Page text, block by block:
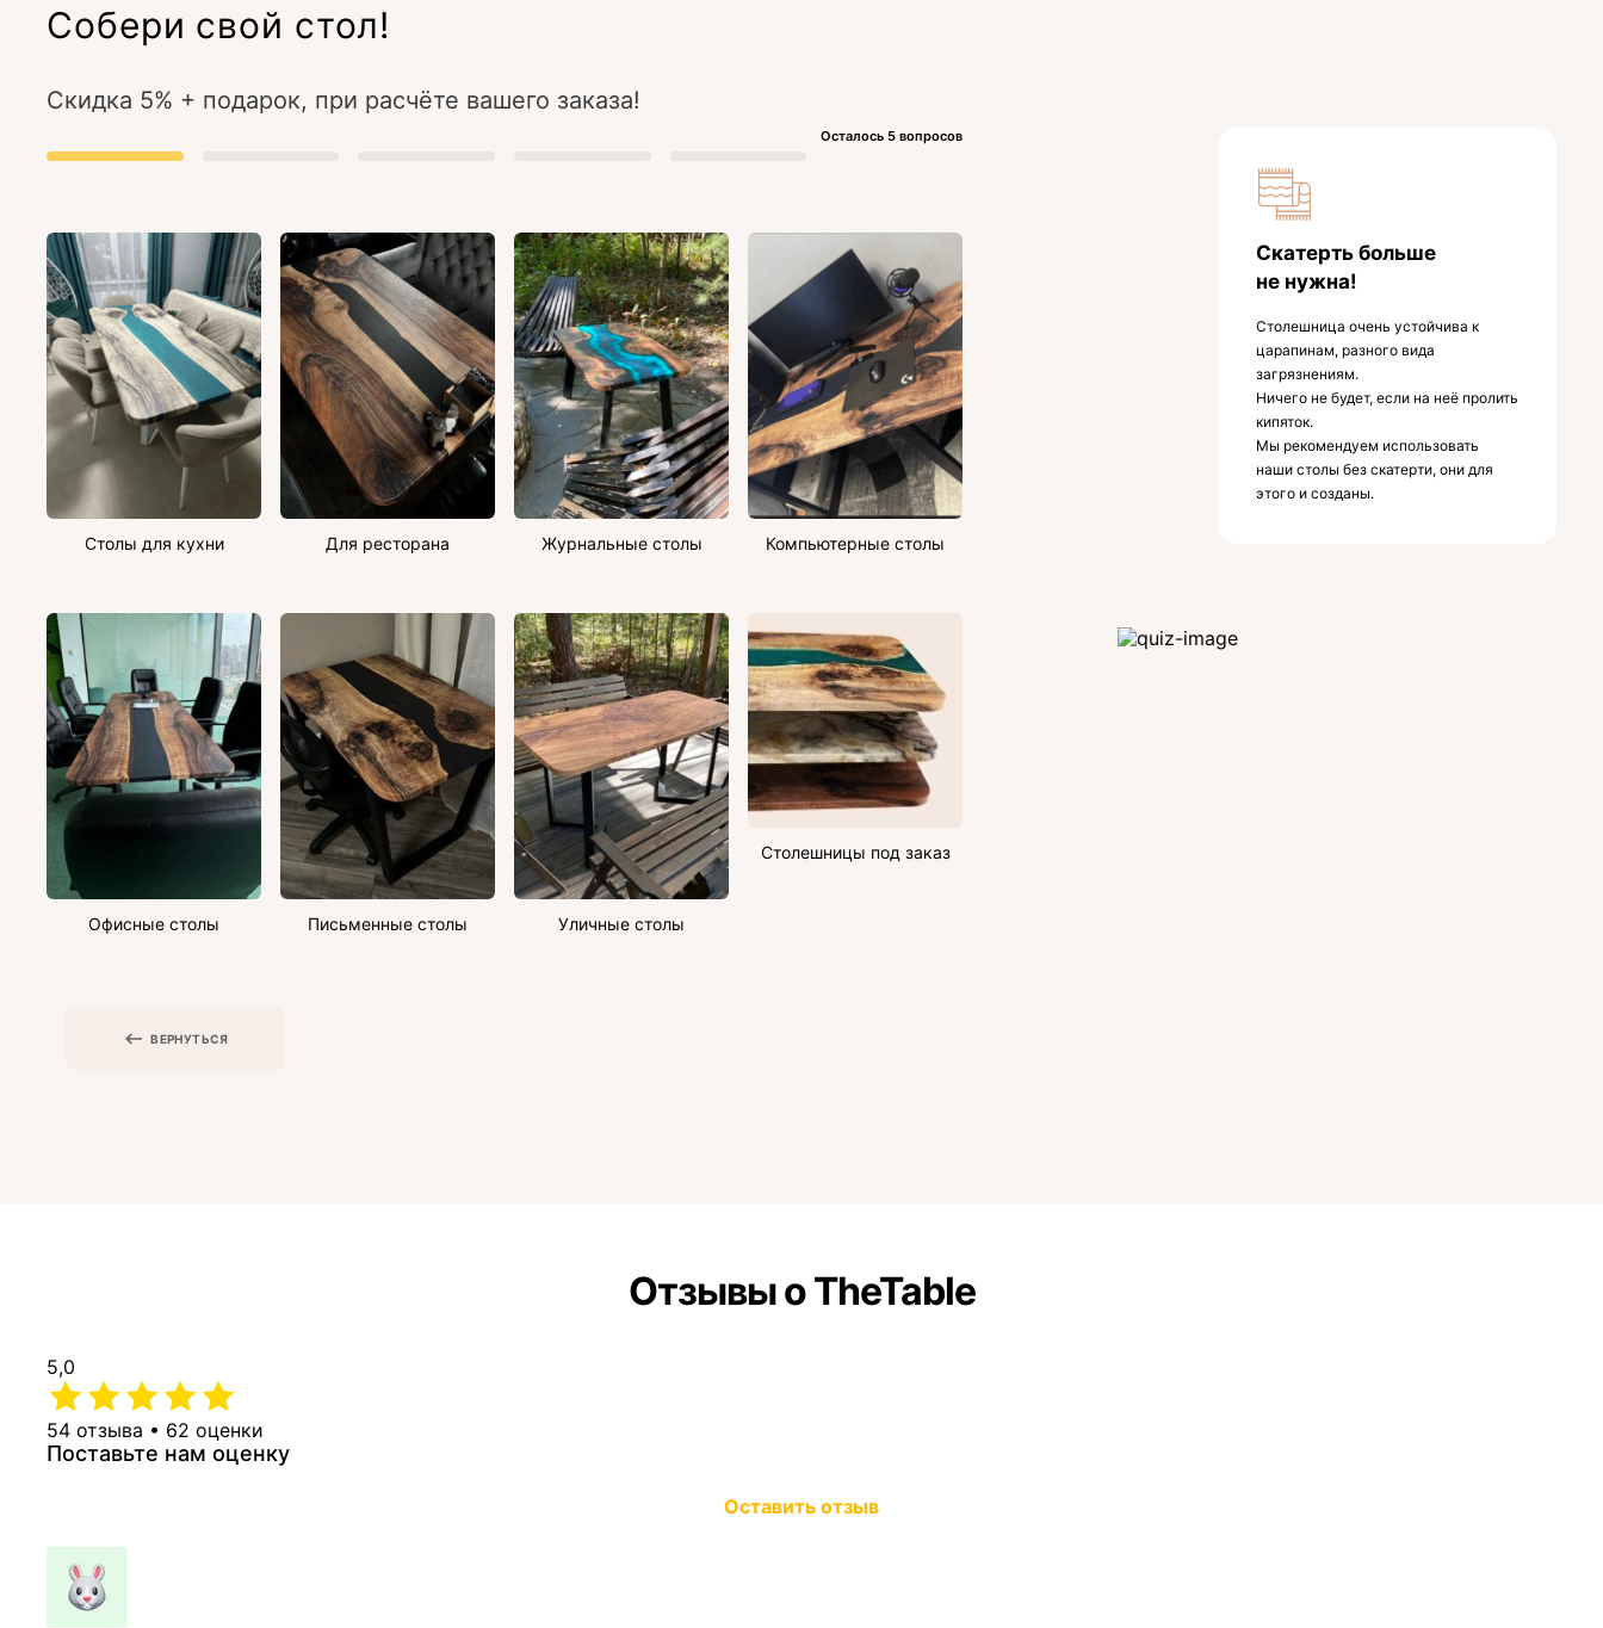
Собери свой стол!
Скидка 5% + подарок, при расчёте вашего заказа!
Осталось 5 вопросов
Столы для кухни Для ресторана Журнальные столы Компьютерные столы
Офисные столы Письменные столы Уличные столы
Столешницы под заказ
ВЕРНУТЬСЯ
Скатерть больше
не нужна!
Столешница очень устойчива к
царапинам, разного вида
загрязнениям.
Ничего не будет, если на неё пролить
кипяток.
Мы рекомендуем использовать
наши столы без скатерти, они для
этого и созданы.
Отзывы о TheTable
5,0
54 отзыва • 62 оценки
Поставьте нам оценку
Оставить отзыв